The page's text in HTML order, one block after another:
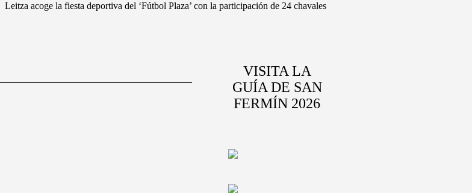
Leitza acoge la fiesta deportiva del ‘Fútbol Plaza’ con la participación de 24 chavales
VISITA LA
GUÍA DE SAN
FERMÍN 2026